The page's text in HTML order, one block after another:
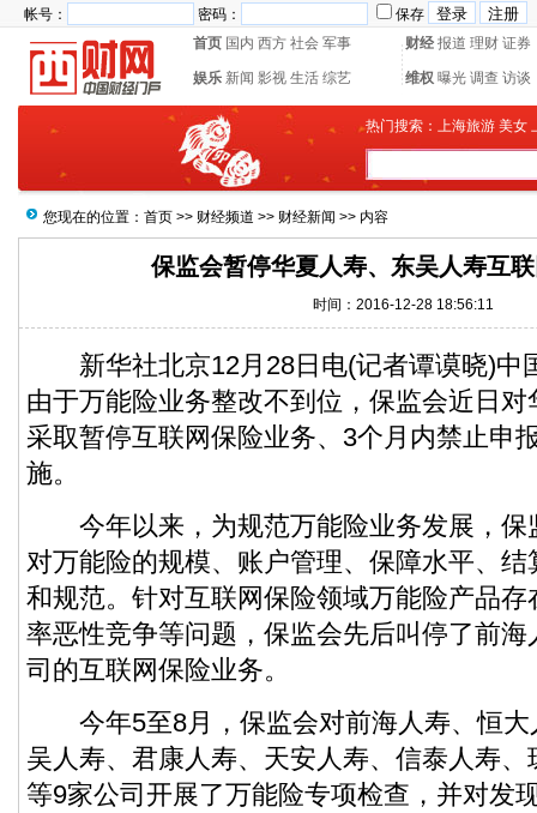
帐号： 密码：
保存
首页 国内 西方 社会 军事 财经 报道 理财 证券
娱乐 新闻 影视 生活 综艺 维权 曝光 调查 访谈
热门搜索： 上海旅游 美女
您现在的位置： 首页 >> 财经频道 >> 财经新闻 >> 内容
保监会暂停华夏人寿、东吴人寿互
时间：2016-12-28 18:56:11
新华社北京12月28日电(记者谭谟晓)中
由于万能险业务整改不到位，保监会近日
采取暂停互联网保险业务、3个月内禁止申
施。
今年以来，为规范万能险业务发展，保
对万能险的规模、账户管理、保障水平、
和规范。针对互联网保险领域万能险产品
率恶性竞争等问题，保监会先后叫停了前
司的互联网保险业务。
今年5至8月，保监会对前海人寿、恒大
吴人寿、君康人寿、天安人寿、信泰人寿
等9家公司开展了万能险专项检查，并对发